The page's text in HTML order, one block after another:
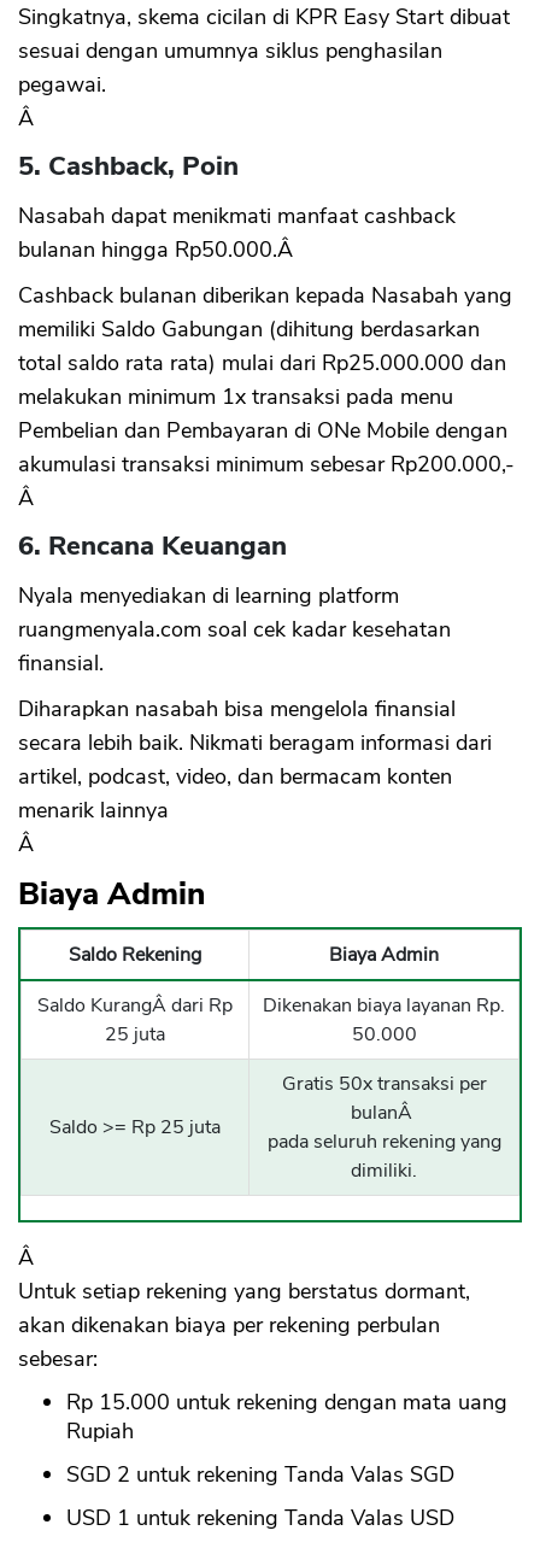
Singkatnya, skema cicilan di KPR Easy Start dibuat
sesuai dengan umumnya siklus penghasilan
pegawai.
Â
5. Cashback, Poin
Nasabah dapat menikmati manfaat cashback
bulanan hingga Rp50.000.Â
Cashback bulanan diberikan kepada Nasabah yang
memiliki Saldo Gabungan (dihitung berdasarkan
total saldo rata rata) mulai dari Rp25.000.000 dan
melakukan minimum 1x transaksi pada menu
Pembelian dan Pembayaran di ONe Mobile dengan
akumulasi transaksi minimum sebesar Rp200.000,-
Â
6. Rencana Keuangan
Nyala menyediakan di learning platform
ruangmenyala.com soal cek kadar kesehatan
finansial.
Diharapkan nasabah bisa mengelola finansial
secara lebih baik. Nikmati beragam informasi dari
artikel, podcast, video, dan bermacam konten
menarik lainnya
Â
Biaya Admin
Saldo Rekening
Biaya Admin
Saldo KurangÂ dari Rp
25 juta
Dikenakan biaya layanan Rp.
50.000
Saldo >= Rp 25 juta
Gratis 50x transaksi per
bulanÂ
pada seluruh rekening yang
dimiliki.
Â
Untuk setiap rekening yang berstatus dormant,
akan dikenakan biaya per rekening perbulan
sebesar:
Rp 15.000 untuk rekening dengan mata uang
Rupiah
SGD 2 untuk rekening Tanda Valas SGD
USD 1 untuk rekening Tanda Valas USD